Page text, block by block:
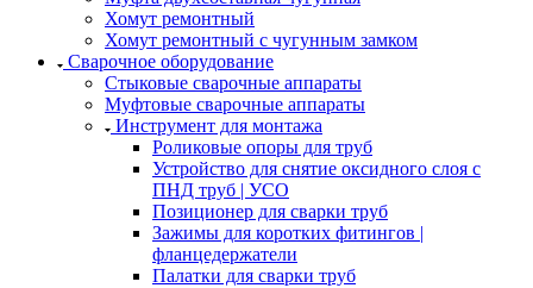
Хомут ремонтный
Хомут ремонтный с чугунным замком
Сварочное оборудование
Стыковые сварочные аппараты
Муфтовые сварочные аппараты
Инструмент для монтажа
Роликовые опоры для труб
Устройство для снятие оксидного слоя с
ПНД труб | УСО
Позиционер для сварки труб
Зажимы для коротких фитингов |
фланцедержатели
Палатки для сварки труб